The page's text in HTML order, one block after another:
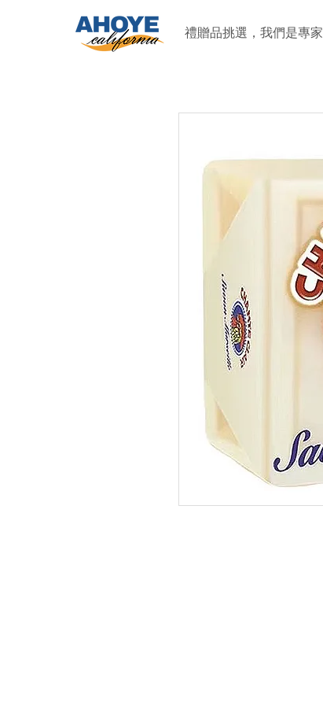
禮贈品挑選，我們是專家